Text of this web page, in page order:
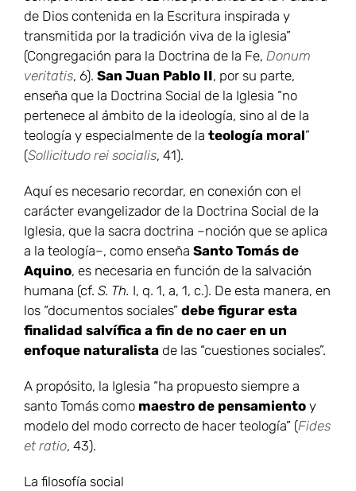
de Dios contenida en la Escritura inspirada y
transmitida por la tradición viva de la iglesia”
(Congregación para la Doctrina de la Fe, Donum
veritatis, 6). San Juan Pablo II, por su parte,
enseña que la Doctrina Social de la Iglesia “no
pertenece al ámbito de la ideología, sino al de la
teología y especialmente de la teología moral”
(Sollicitudo rei socialis, 41).
Aquí es necesario recordar, en conexión con el
carácter evangelizador de la Doctrina Social de la
Iglesia, que la sacra doctrina –noción que se aplica
a la teología–, como enseña Santo Tomás de
Aquino, es necesaria en función de la salvación
humana (cf. S. Th. I, q. 1, a, 1, c.). De esta manera, en
los “documentos sociales” debe figurar esta
finalidad salvífica a fin de no caer en un
enfoque naturalista de las “cuestiones sociales”.
A propósito, la Iglesia “ha propuesto siempre a
santo Tomás como maestro de pensamiento y
modelo del modo correcto de hacer teología” (Fides
et ratio, 43).
La filosofía social